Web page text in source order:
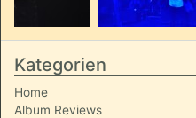
Kategorien
Home
Album Reviews